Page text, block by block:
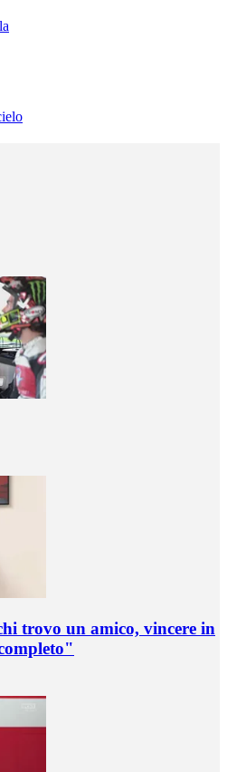
trovo un amico, vincere in